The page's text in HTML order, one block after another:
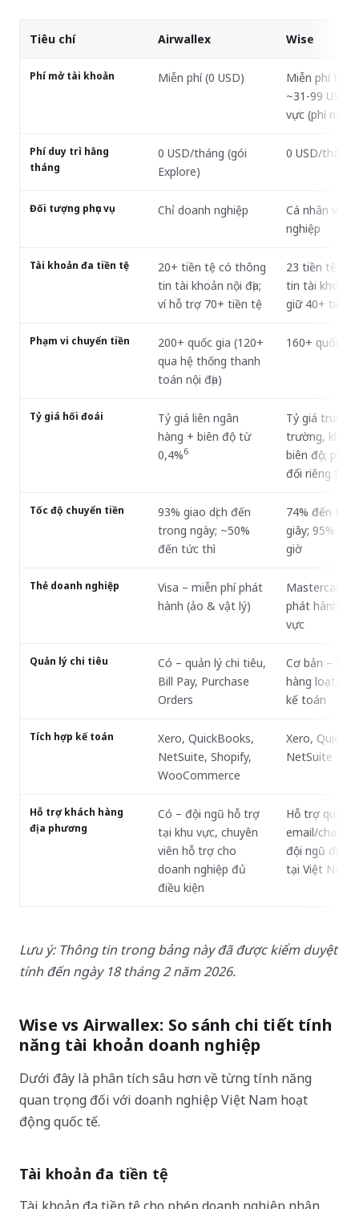
Tiêu chí Airwallex Wise
Phí mở tài khoản Miễn phí (0 USD)
Miễn phí tại
~31-99 USD
vực (phí một
Phí duy trì hằng
tháng
0 USD/tháng (gói
Explore)
0 USD/tháng
Đối tượng phục vụ Chỉ doanh nghiệp
Cá nhân và
nghiệp
Tài khoản đa tiền tệ
20+ tiền tệ có thông
tin tài khoản nội địa;
ví hỗ trợ 70+ tiền tệ
23 tiền tệ có
tin tài khoản
giữ 40+ tiền
Phạm vi chuyển tiền
200+ quốc gia (120+
qua hệ thống thanh
toán nội địa)
160+ quốc gia
Tỷ giá hối đoái
Tỷ giá liên ngân
hàng + biên độ từ
0,4%6
Tỷ giá trung
trường,
biên độ; phí
đổi riêng từ
Tốc độ chuyển tiền
93% giao dịch đến
trong ngày; ~50%
đến tức thì
74% đến
giây; 95%
giờ
Thẻ doanh nghiệp
Visa – miễn phí phát
hành (ảo & vật lý)
Mastercard –
phát hành
vực
Quản lý chi tiêu
Có – quản lý chi tiêu,
Bill Pay, Purchase
Orders
Cơ bản –
hàng loạt,
kế toán
Tích hợp kế toán
Xero, QuickBooks,
NetSuite, Shopify,
WooCommerce
Xero,
NetSuite
Hỗ trợ khách hàng
địa phương
Có – đội ngũ hỗ trợ
tại khu vực, chuyên
viên hỗ trợ cho
doanh nghiệp đủ
điều kiện
Hỗ trợ qua
email/chat;
đội ngũ địa
tại Việt Nam
Lưu ý: Thông tin trong bảng này đã được kiểm duyệt
tính đến ngày 18 tháng 2 năm 2026.
Wise vs Airwallex: So sánh chi tiết tính
năng tài khoản doanh nghiệp
Dưới đây là phân tích sâu hơn về từng tính năng
quan trọng đối với doanh nghiệp Việt Nam hoạt
động quốc tế.
Tài khoản đa tiền tệ